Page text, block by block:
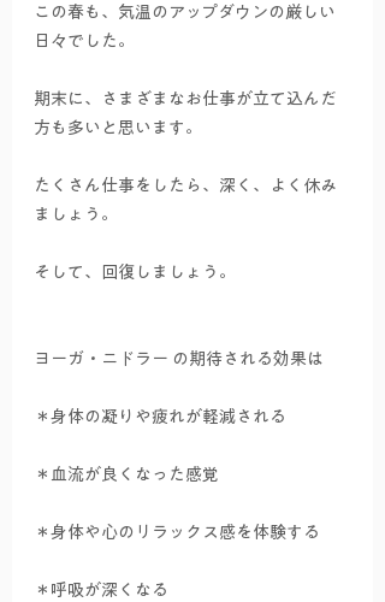
この春も、気温のアップダウンの厳しい
日々でした。
期末に、さまざまなお仕事が立て込んだ
方も多いと思います。
たくさん仕事をしたら、深く、よく休み
ましょう。
そして、回復しましょう。
ヨーガ・ニドラー の期待される効果は
＊身体の凝りや疲れが軽減される
＊血流が良くなった感覚
＊身体や心のリラックス感を体験する
＊呼吸が深くなる